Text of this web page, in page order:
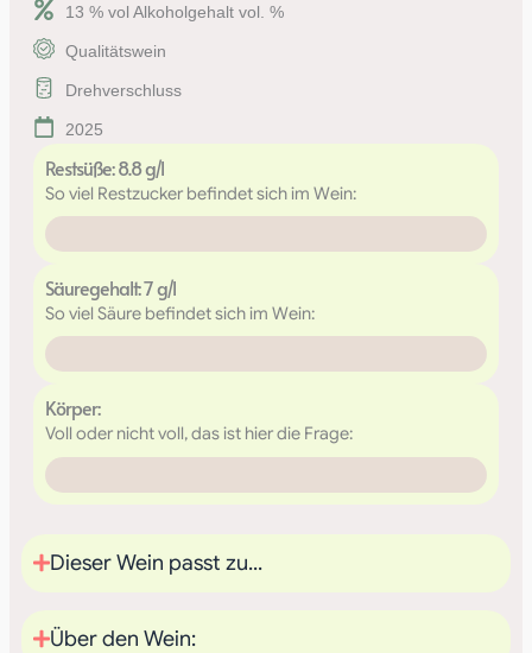
13 % vol Alkoholgehalt vol. %
Qualitätswein
Drehverschluss
2025
Restsüße: 8.8 g/l
So viel Restzucker befindet sich im Wein:
Säuregehalt: 7 g/l
So viel Säure befindet sich im Wein:
Körper:
Voll oder nicht voll, das ist hier die Frage:
Dieser Wein passt zu...
Über den Wein: